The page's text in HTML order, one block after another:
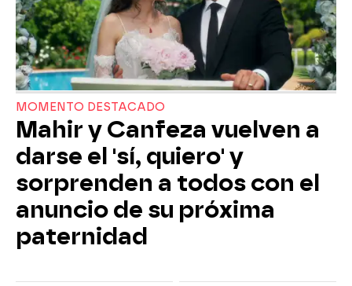
MOMENTO DESTACADO
Mahir y Canfeza vuelven a
darse el 'sí, quiero' y
sorprenden a todos con el
anuncio de su próxima
paternidad